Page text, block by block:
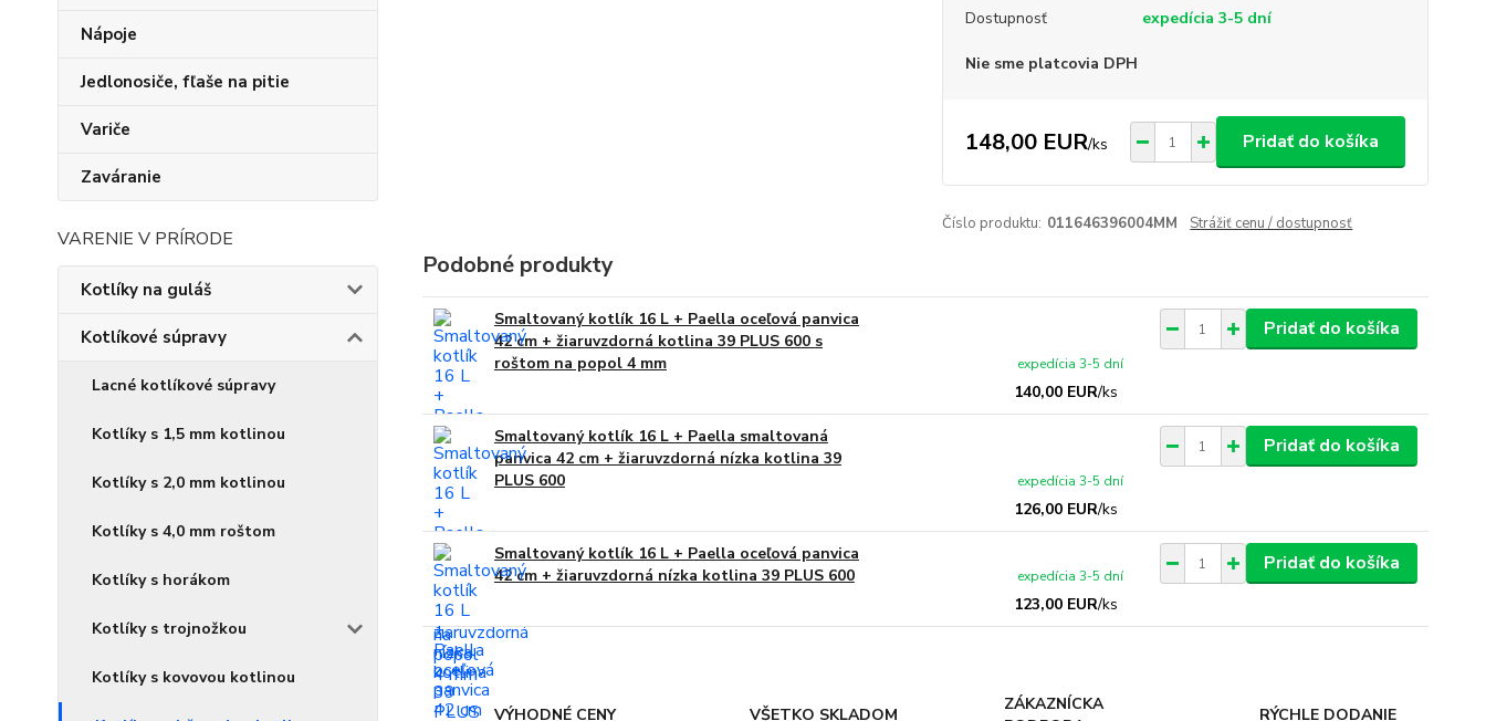
Nápoje
Jedlonosiče, fľaše na pitie
Variče
Zaváranie
VARENIE V PRÍRODE
Kotlíky na guláš
Kotlíkové súpravy
Lacné kotlíkové súpravy
Kotlíky s 1,5 mm kotlinou
Kotlíky s 2,0 mm kotlinou
Kotlíky s 4,0 mm roštom
Kotlíky s horákom
Kotlíky s trojnožkou
Kotlíky s kovovou kotlinou
Dostupnosť expedícia 3-5 dní
Nie sme platcovia DPH
148,00 EUR/ks Pridať do košíka
Číslo produktu: 011646396004MM Strážiť cenu / dostupnosť
Podobné produkty
Smaltovaný kotlík 16 L + Paella oceľová panvica
42 cm + žiaruvzdorná kotlina 39 PLUS 600 s
roštom na popol 4 mm
140,00 EUR/ks
expedícia 3-5 dní
Pridať do košíka
Smaltovaný kotlík 16 L + Paella smaltovaná
panvica 42 cm + žiaruvzdorná nízka kotlina 39
PLUS 600
126,00 EUR/ks
expedícia 3-5 dní
Pridať do košíka
Smaltovaný kotlík 16 L + Paella oceľová panvica
42 cm + žiaruvzdorná nízka kotlina 39 PLUS 600
123,00 EUR/ks
expedícia 3-5 dní
Pridať do košíka
VÝHODNÉ CENY
VŠETKO SKLADOM
ZÁKAZNÍCKA
RÝCHLE DODANIE